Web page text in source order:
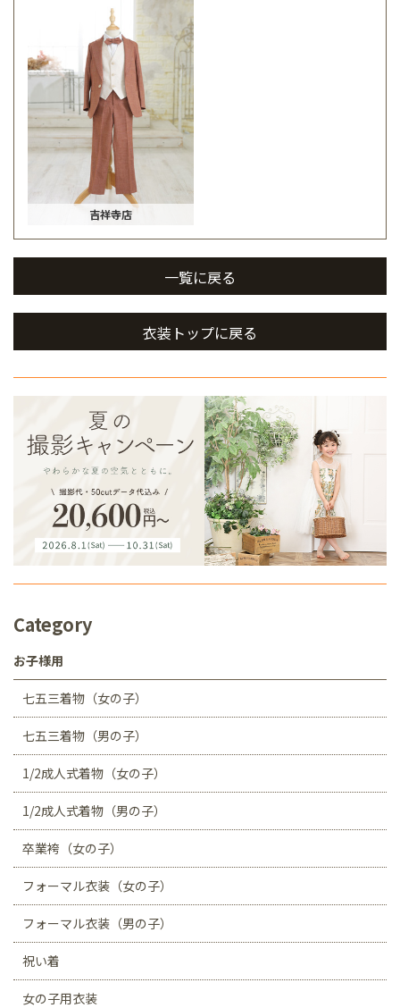
吉祥寺店
一覧に戻る
衣装トップに戻る
Category
お子様用
七五三着物（女の子）
七五三着物（男の子）
1/2成人式着物（女の子）
1/2成人式着物（男の子）
卒業袴（女の子）
フォーマル衣装（女の子）
フォーマル衣装（男の子）
祝い着
女の子用衣装